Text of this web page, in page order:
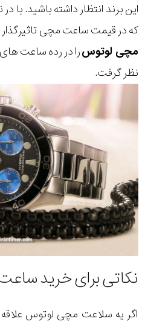
این برند انتظار داشته باشید. با
که در قیمت ساعت مچی
مچی لوتوسرا در رده ساعت
نظر گرفت.
نکاتی برای خرید
اگر یه سلاعت مچی لوتوس